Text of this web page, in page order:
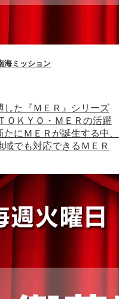
海ミッション
した『ＭＥＲ』シリーズ
ＯＫＹＯ・ＭＥＲの活躍
にＭＥＲが誕生する中、
でも対応できるＭＥＲ